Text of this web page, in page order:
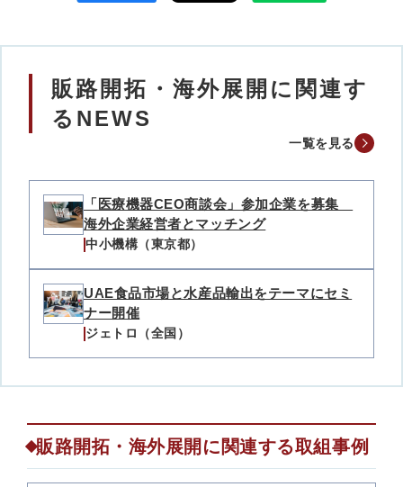
販路開拓・海外展開に関連す
るNEWS
一覧を見る
「医療機器CEO商談会」参加企業を募集
海外企業経営者とマッチング
中小機構（東京都）
UAE食品市場と水産品輸出をテーマにセミ
ナー開催
ジェトロ（全国）
販路開拓・海外展開に関連する取組事例